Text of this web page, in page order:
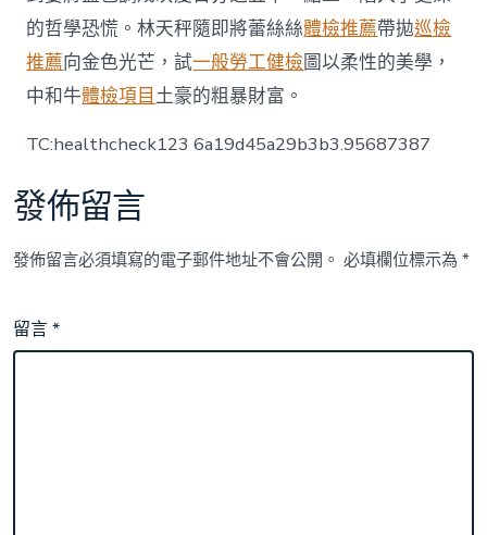
的哲學恐慌。林天秤隨即將蕾絲絲體檢推薦帶拋巡檢
推薦向金色光芒，試一般勞工健檢圖以柔性的美學，
中和牛體檢項目土豪的粗暴財富。
TC:healthcheck123 6a19d45a29b3b3.95687387
發佈留言
發佈留言必須填寫的電子郵件地址不會公開。 必填欄位標示為*
留言*